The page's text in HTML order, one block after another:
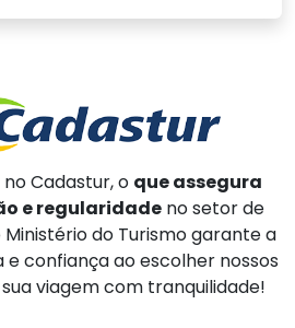
Cadastur, o que assegura
e regularidade no setor de
Ministério do Turismo garante a
e confiança ao escolher nossos
viagem com tranquilidade!